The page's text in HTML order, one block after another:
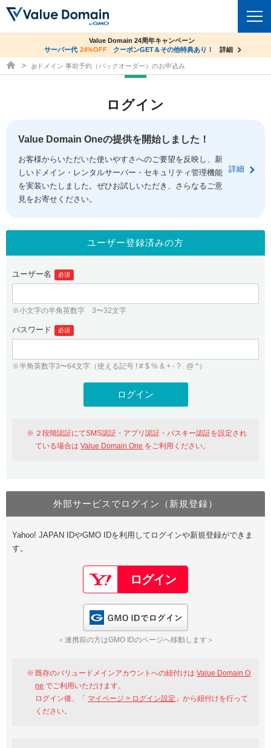
ドメイントップ
ドメイン移管
ドメイン価格一覧
ドメイン一括検索
.jpドメインオークション
gTLDオークション NEW!
.jpドメインバックオーダー
プレミアムドメイン
人気ドメインの種類
WHOIS検索
コアサーバー
バリューサーバー
XREA
セキュリティトップ
Value Domain ネットde診断
SSL証明書
サービストップ
お得意様割引
紹介制度
バリュードメインAPI
ドメイン・ホスティングOEM
facebook
ログイン
従来のバリュードメインをご利用希望の方
Value Domainにログイン
おすすめ One レンタルサーバーを含む最新の機能を使う方
Value Domain Oneにログイン
Google
GMO ID Amazon
※AmazonはValue Domain Oneのログイン画面へ遷移します
ユーザー登録
Value Domain Oneアカウント作成
以下でも登録可能
Google Yahoo!
GMO ID
co.jpドメイン✕コアサーバーV2ビジネス応援キャンペーン
サーバー料金1年間無料
詳細
Value Domain 24周年キャンペーン
サーバー代 24%OFF クーポンGET＆その他特典あり！ 詳細
ドメイン取得ならバリュードメイン
.jpドメイン 事前予約（バックオーダー）のお申込み
ログイン
Value Domain Oneの提供を開始しました！
お客様からいただいた使いやすさへのご要望を反映し、新
しいドメイン・レンタルサーバー・セキュリティ管理機能
を実装いたしました。ぜひお試しいただき、さらなるご意
見をお寄せください。
詳細
ユーザー登録済みの方
ユーザー名 必須
※小文字の半角英数字 3〜32文字
パスワード 必須
※半角英数字3〜64文字（使える記号 ! # $ % & + - ? . @ ^）
２段階認証にてSMS認証・アプリ認証・パスキー認証を設定され
ている場合はValue Domain One をご利用ください。
外部サービスでログイン（新規登録）
Yahoo! JAPAN IDやGMO IDを利用してログインや新規登録ができま
す。
＜連携前の方はGMO IDのページへ移動します＞
既存のバリュードメインアカウントへの紐付けはValue Domain O
ne でご利用いただけます。
ログイン後、「 マイページ > ログイン設定 」から紐付けを行って
ください。